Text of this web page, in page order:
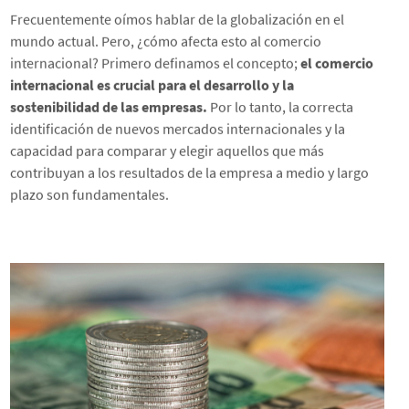
Frecuentemente oímos hablar de la globalización en el
mundo actual. Pero, ¿cómo afecta esto al comercio
internacional? Primero definamos el concepto; el comercio
internacional es crucial para el desarrollo y la
sostenibilidad de las empresas. Por lo tanto, la correcta
identificación de nuevos mercados internacionales y la
capacidad para comparar y elegir aquellos que más
contribuyan a los resultados de la empresa a medio y largo
plazo son fundamentales.